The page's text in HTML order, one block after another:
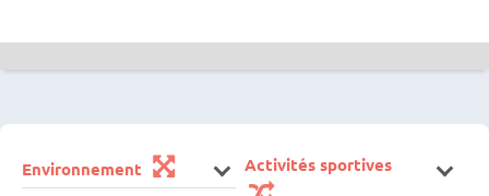
Environnement Activités sportives